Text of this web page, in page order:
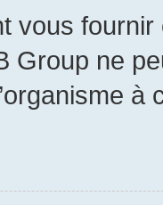
vous
Group ne